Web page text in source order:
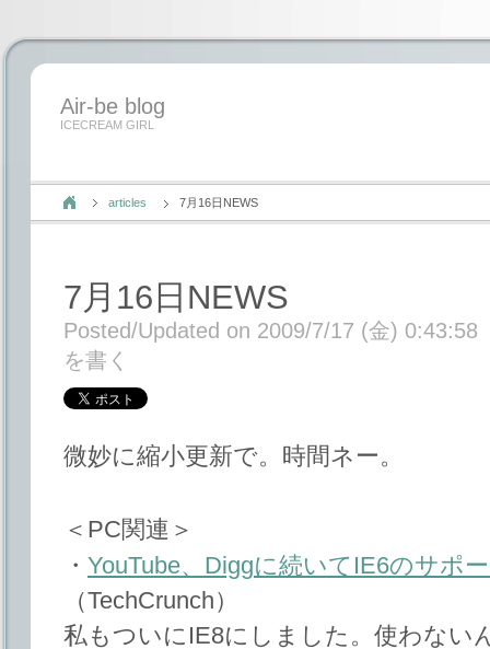
Air-be blog
ICECREAM GIRL
articles 7月16日NEWS
7月16日NEWS
Posted/Updated on 2009/7/17 (金) 0:43:58
を書く
微妙に縮小更新で。時間ネー。
＜PC関連＞
・ YouTube、Diggに続いてIE6のサポ
（TechCrunch）
私もついにIE8にしました。使わない